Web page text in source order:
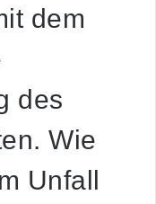
dem
des
Wie
Unfall